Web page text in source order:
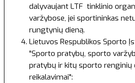
dalyvaujant LTF tinklinio
varžybose, jei sportininkas
rungtynių dieną.
Lietuvos Respublikos Sporto
"Sporto pratybų, sporto
pratybų ir kitų sporto renginių
reikalavimai":